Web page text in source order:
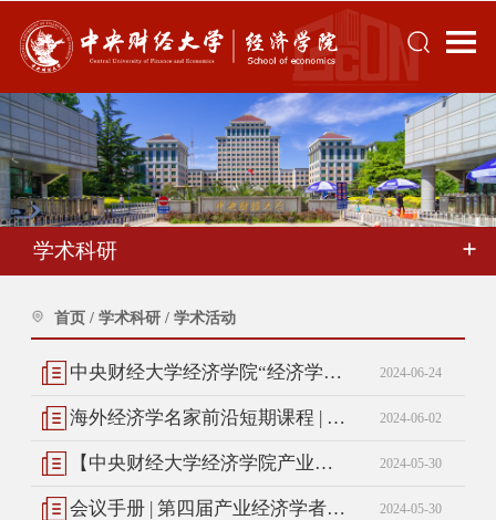
学术科研
首页 / 学术科研 / 学术活动
中央财经大学经济学院“经济学名家讲坛”第42讲：魏尚进 2024-06-24
海外经济学名家前沿短期课程 | Loren Brandt 2024-06-02
【中央财经大学经济学院产业经济学讲座】2024年春季学期第一讲：吴泽南 2024-05-30
会议手册 | 第四届产业经济学者论坛 2024-05-30